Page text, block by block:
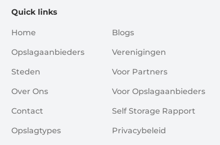
Quick links
Home
Opslagaanbieders
Steden
Over Ons
Contact
Opslagtypes
Blogs
Verenigingen
Voor Partners
Voor Opslagaanbieders
Self Storage Rapport
Privacybeleid